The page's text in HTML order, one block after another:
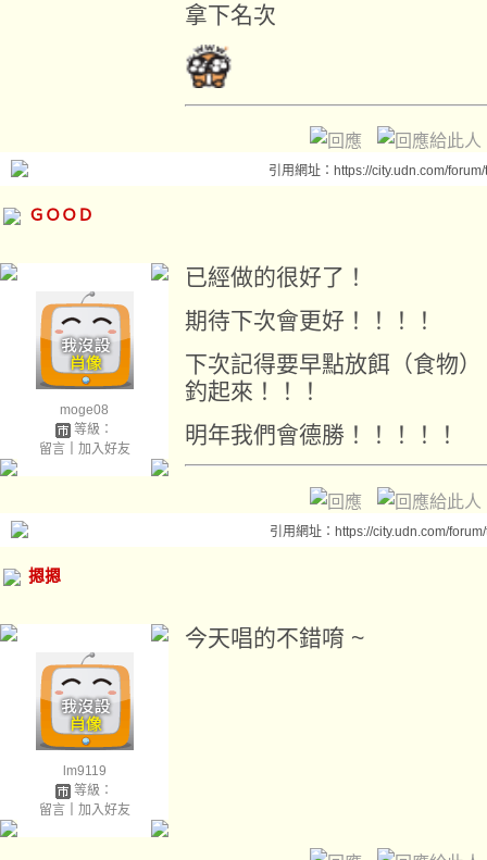
拿下名次
引用網址：https://city.udn.com/
ＧＯＯＤ
moge08
等級：
留言｜ 加入好友
已經做的很好了！
期待下次會更好！！！！
下次記得要早點放餌（食物
釣起來！！！
明年我們會德勝！！！！！
引用網址：https://city.udn.com/
摁摁
lm9119
等級：
留言｜ 加入好友
今天唱的不錯唷 ~